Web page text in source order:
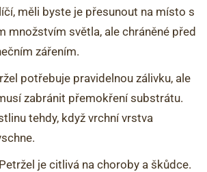
měli byste je přesunout na místo s
množstvím světla, ale chráněné před
zářením.
potřebuje pravidelnou zálivku, ale
zabránit přemokření substrátu.
tehdy, když vrchní vrstva
Petržel je citlivá na choroby a škůdce.